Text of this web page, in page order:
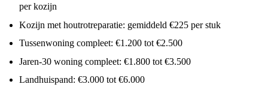
per kozijn
Kozijn met houtrotreparatie: gemiddeld €225 per stuk
Tussenwoning compleet: €1.200 tot €2.500
Jaren-30 woning compleet: €1.800 tot €3.500
Landhuispand: €3.000 tot €6.000